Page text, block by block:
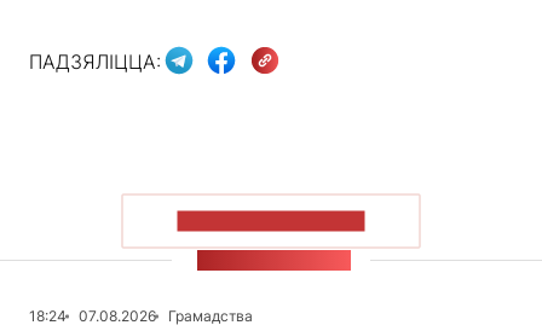
ПАДЗЯЛІЦЦА:
18:24 07.08.2026
Грамадства